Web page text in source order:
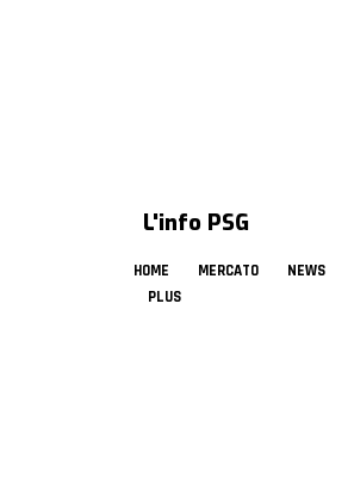
L'info PSG
HOME MERCATO NEWS
PLUS